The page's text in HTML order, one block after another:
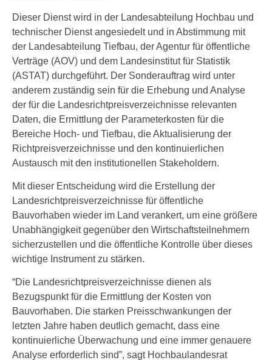
Dieser Dienst wird in der Landesabteilung Hochbau und
technischer Dienst angesiedelt und in Abstimmung mit
der Landesabteilung Tiefbau, der Agentur für öffentliche
Verträge (AOV) und dem Landesinstitut für Statistik
(ASTAT) durchgeführt. Der Sonderauftrag wird unter
anderem zuständig sein für die Erhebung und Analyse
der für die Landesrichtpreisverzeichnisse relevanten
Daten, die Ermittlung der Parameterkosten für die
Bereiche Hoch- und Tiefbau, die Aktualisierung der
Richtpreisverzeichnisse und den kontinuierlichen
Austausch mit den institutionellen Stakeholdern.
Mit dieser Entscheidung wird die Erstellung der
Landesrichtpreisverzeichnisse für öffentliche
Bauvorhaben wieder im Land verankert, um eine größere
Unabhängigkeit gegenüber den Wirtschaftsteilnehmern
sicherzustellen und die öffentliche Kontrolle über dieses
wichtige Instrument zu stärken.
“Die Landesrichtpreisverzeichnisse dienen als
Bezugspunkt für die Ermittlung der Kosten von
Bauvorhaben. Die starken Preisschwankungen der
letzten Jahre haben deutlich gemacht, dass eine
kontinuierliche Überwachung und eine immer genauere
Analyse erforderlich sind”, sagt Hochbaulandesrat